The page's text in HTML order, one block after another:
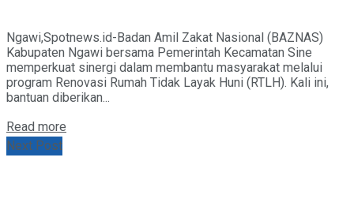
Ngawi,Spotnews.id-Badan Amil Zakat Nasional (BAZNAS)
Kabupaten Ngawi bersama Pemerintah Kecamatan Sine
memperkuat sinergi dalam membantu masyarakat melalui
program Renovasi Rumah Tidak Layak Huni (RTLH). Kali ini,
bantuan diberikan...
Read more
Next Post